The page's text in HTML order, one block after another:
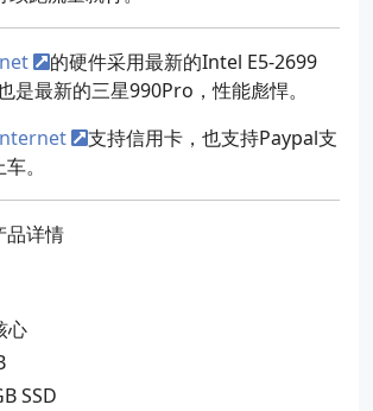
的硬件采用最新的Intel E5-2699
是最新的三星990Pro，性能彪悍。
支持信用卡，也支持Paypal支
。
品详情
心
SSD